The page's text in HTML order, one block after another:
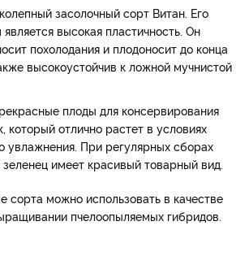
засолочный сорт Витан. Его
высокая пластичность. Он
похолодания и плодоносит до конца
высокоустойчив к ложной мучнистой
плоды для консервирования
который отлично растет в условиях
увлажнения. При регулярных сборах
имеет красивый товарный вид.
сорта можно использовать в качестве
пчелоопыляемых гибридов.